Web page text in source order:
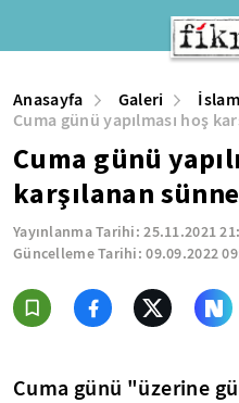
Anasayfa Galeri
İslam
Cuma günü yapılması hoş
Cuma günü
karşılanan
Yayınlanma Tarihi:25.11.2021
Güncelleme Tarihi:09.09.2022
Cuma günü "üzerine